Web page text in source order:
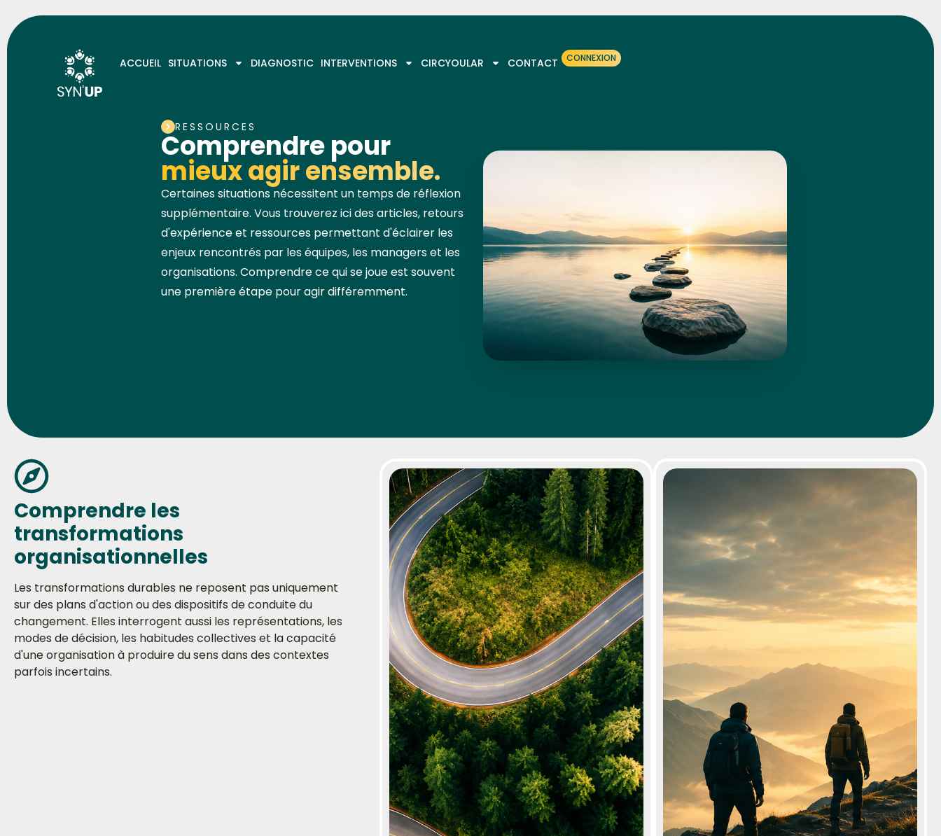
ACCUEIL SITUATIONS DIAGNOSTIC INTERVENTIONS CIRCYOULAR CONTACT CONNEXION
RESSOURCES
Comprendre pour
mieux agir ensemble.
Certaines situations nécessitent un temps de réflexion
supplémentaire. Vous trouverez ici des articles, retours
d'expérience et ressources permettant d'éclairer les
enjeux rencontrés par les équipes, les managers et les
organisations. Comprendre ce qui se joue est souvent
une première étape pour agir différemment.
Comprendre les
transformations
organisationnelles
Les transformations durables ne reposent pas uniquement
sur des plans d'action ou des dispositifs de conduite du
changement. Elles interrogent aussi les représentations, les
modes de décision, les habitudes collectives et la capacité
d'une organisation à produire du sens dans des contextes
parfois incertains.